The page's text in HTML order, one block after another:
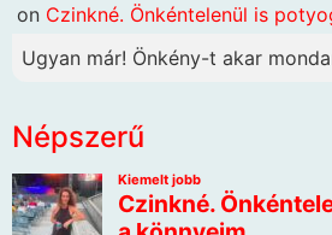
on Czinkné. Önkéntelenül is
Ugyan már! Önkény-t akar
Népszerű